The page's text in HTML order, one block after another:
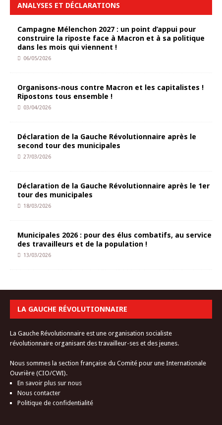
ANALYSES ET DÉCLARATIONS
Campagne Mélenchon 2027 : un point d’appui pour
construire la riposte face à Macron et à sa politique
dans les mois qui viennent !
06/05/2026
Organisons-nous contre Macron et les capitalistes !
Ripostons tous ensemble !
03/04/2026
Déclaration de la Gauche Révolutionnaire après le
second tour des municipales
27/03/2026
Déclaration de la Gauche Révolutionnaire après le 1er
tour des municipales
18/03/2026
Municipales 2026 : pour des élus combatifs, au service
des travailleurs et de la population !
13/03/2026
LA GAUCHE RÉVOLUTIONNAIRE
La Gauche Révolutionnaire est une organisation socialiste
révolutionnaire organisant des travailleur-ses et des jeunes.
Nous sommes la section française du Comité pour une Internationale
Ouvrière (CIO/CWI).
En savoir plus sur nous
Nous contacter
Politique de confidentialité